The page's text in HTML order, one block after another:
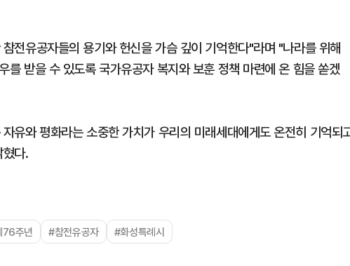
전유공자들의 용기와 헌신을 가슴 깊이 기억한다"라며 "나라를 위해
를 받을 수 있도록 국가유공자 복지와 보훈 정책 마련에 온 힘을 쏟겠
유와 평화라는 소중한 가치가 우리의 미래세대에게도 온전히 기억되
다.
주년 #참전유공자 #화성특례시